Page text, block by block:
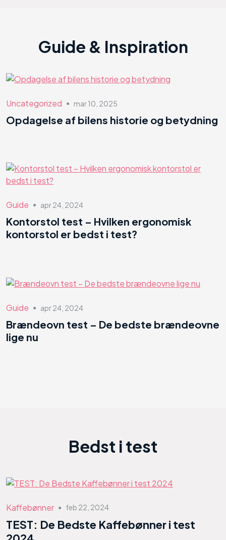
Guide & Inspiration
Uncategorized ● mar 10, 2025
Opdagelse af bilens historie og betydning
Guide ● apr 24, 2024
Kontorstol test – Hvilken ergonomisk
kontorstol er bedst i test?
Guide ● apr 24, 2024
Brændeovn test – De bedste brændeovne
lige nu
Bedst i test
Kaffebønner ● feb 22, 2024
TEST: De Bedste Kaffebønner i test